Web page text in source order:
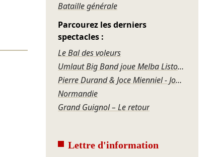
Bataille générale
Parcourez les derniers
spectacles :
Le Bal des voleurs
Umlaut Big Band joue Melba Liston – Grandma’s Dance
Pierre Durand & Joce Mienniel - Jour de blues à Bamako
Normandie
Grand Guignol – Le retour
Lettre d'information